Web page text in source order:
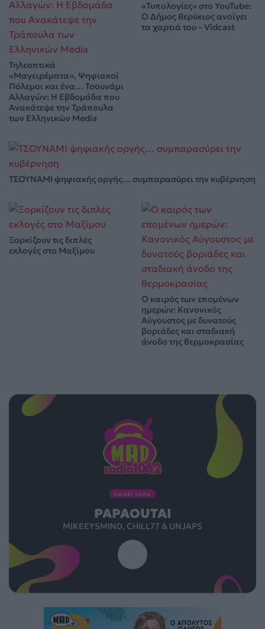
Τηλεοπτικά
«Μαγειρέματα», Ψηφιακοί
Πόλεμοι και ένα… Τσουνάμι
Αλλαγών: Η Εβδομάδα που
Ανακάτεψε την Τράπουλα
των Ελληνικών Media
«Τυπολογίες» στο YouTube:
Ο Δήμος Βερύκιος ανοίγει
τα χαρτιά του – Vidcast
ΤΣΟΥΝΑΜΙ ψηφιακής οργής… συμπαρασύρει την κυβέρνηση
Ξορκίζουν τις διπλές
εκλογές στο Μαξίμου
Ο καιρός των επομένων
ημερών: Κανονικός
Αύγουστος με δυνατούς
βοριάδες και σταδιακή
άνοδο της θερμοκρασίας
ΠΑΙΖΕΙ ΤΩΡΑ
PAPAOUTAI
MIKEEYSMIND, CHILL77 & UNJAPS